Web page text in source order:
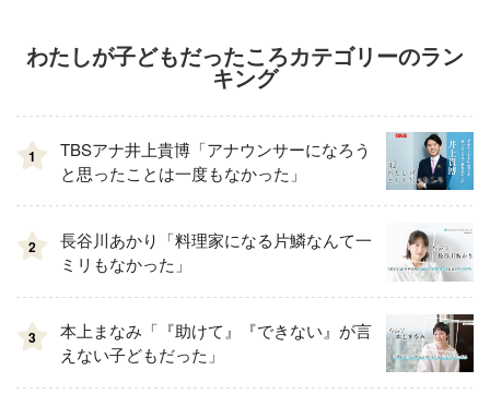
わたしが子どもだったころカテゴリーのラン
キング
1
TBSアナ井上貴博「アナウンサーになろう
と思ったことは一度もなかった」
2
長谷川あかり「料理家になる片鱗なんて一
ミリもなかった」
3
本上まなみ「『助けて』『できない』が言
えない子どもだった」